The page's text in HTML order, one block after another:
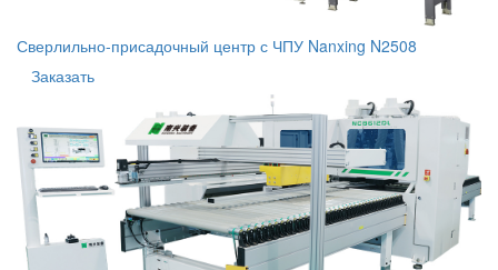
Сверлильно-присадочный центр с ЧПУ Nanxing N2508
Заказать